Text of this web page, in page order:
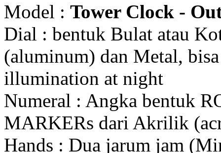
Model : Tower Clock -
Dial : bentuk Bulat atau
(aluminum) dan Metal,
illumination at night
Numeral : Angka bentuk
MARKERs dari Akrilik
Hands : Dua jarum jam